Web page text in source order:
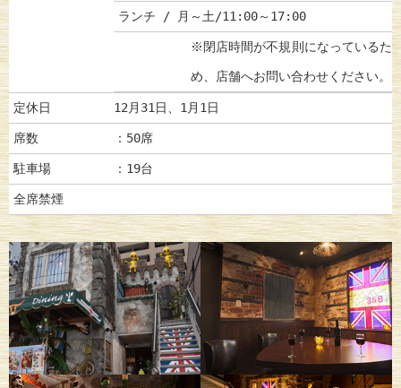
ランチ / 月～土/11:00～17:00
※閉店時間が不規則になっているた
め、店舗へお問い合わせください。
定休日 12月31日、1月1日
席数 ：50席
駐車場 ：19台
全席禁煙